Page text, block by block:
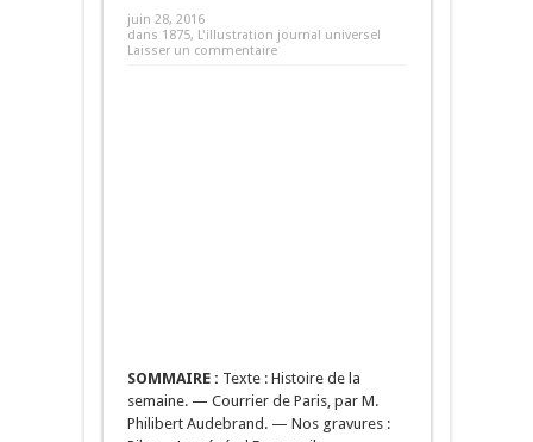
juin 28, 2016
dans 1875, L'illustration journal universel
Laisser un commentaire
SOMMAIRE : Texte : Histoire de la
semaine. — Courrier de Paris, par M.
Philibert Audebrand. — Nos gravures :